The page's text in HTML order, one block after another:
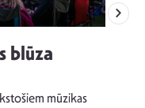
blūza
mūzikas